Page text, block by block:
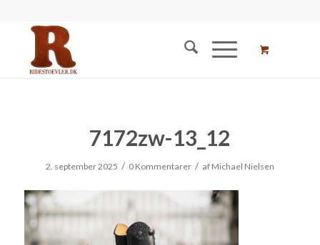
7172zw-13_12
2. september 2025 / 0 Kommentarer / af Michael Nielsen